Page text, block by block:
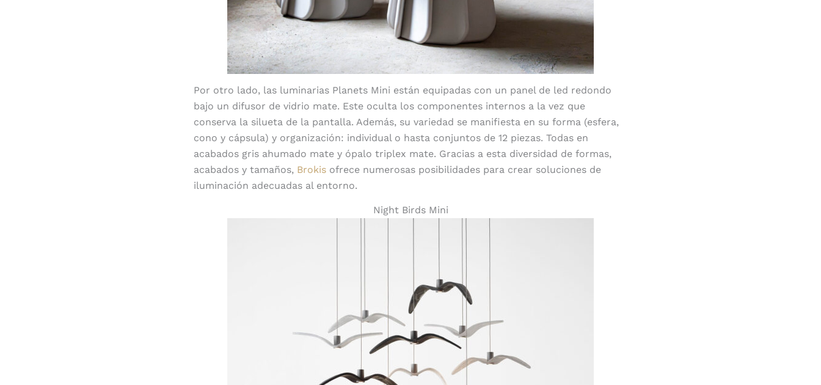
Por otro lado, las luminarias Planets Mini están equipadas con un panel de led redondo
bajo un difusor de vidrio mate. Este oculta los componentes internos a la vez que
conserva la silueta de la pantalla. Además, su variedad se manifiesta en su forma (esfera,
cono y cápsula) y organización: individual o hasta conjuntos de 12 piezas. Todas en
acabados gris ahumado mate y ópalo triplex mate. Gracias a esta diversidad de formas,
acabados y tamaños, Brokis ofrece numerosas posibilidades para crear soluciones de
iluminación adecuadas al entorno.
Night Birds Mini